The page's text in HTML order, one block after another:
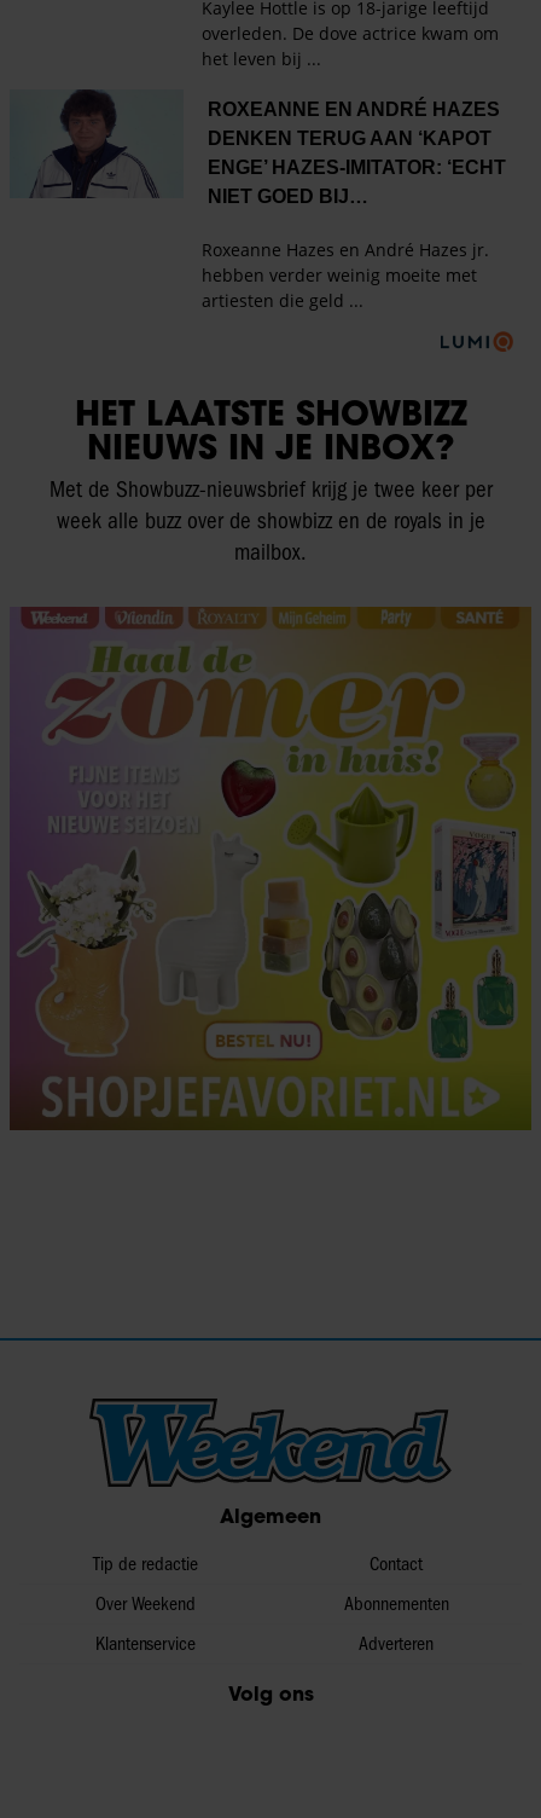
HET LAATSTE SHOWBIZZ
NIEUWS IN JE INBOX?
Met de Showbuzz-nieuwsbrief krijg je twee keer per
week alle buzz over de showbizz en de royals in je
mailbox.
Algemeen
Tip de redactie
Over Weekend
Klantenservice
Contact
Abonnementen
Adverteren
Volg ons